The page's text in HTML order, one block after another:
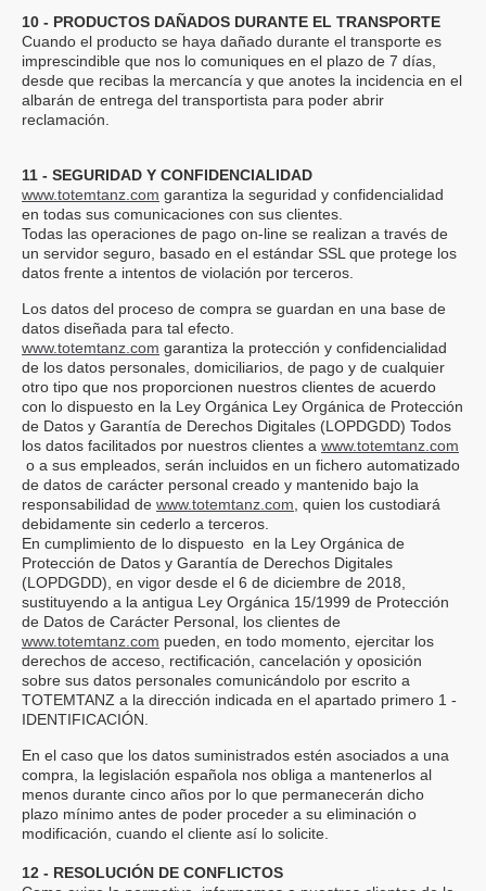
10 - PRODUCTOS DAÑADOS DURANTE EL TRANSPORTE
Cuando el producto se haya dañado durante el transporte es
imprescindible que nos lo comuniques en el plazo de 7 días,
desde que recibas la mercancía y que anotes la incidencia en el
albarán de entrega del transportista para poder abrir
reclamación.
11 - SEGURIDAD Y CONFIDENCIALIDAD
www.totemtanz.com garantiza la seguridad y confidencialidad
en todas sus comunicaciones con sus clientes.
Todas las operaciones de pago on-line se realizan a través de
un servidor seguro, basado en el estándar SSL que protege los
datos frente a intentos de violación por terceros.
Los datos del proceso de compra se guardan en una base de
datos diseñada para tal efecto.
www.totemtanz.com garantiza la protección y confidencialidad
de los datos personales, domiciliarios, de pago y de cualquier
otro tipo que nos proporcionen nuestros clientes de acuerdo
con lo dispuesto en la Ley Orgánica Ley Orgánica de Protección
de Datos y Garantía de Derechos Digitales (LOPDGDD) Todos
los datos facilitados por nuestros clientes a www.totemtanz.com
o a sus empleados, serán incluidos en un fichero automatizado
de datos de carácter personal creado y mantenido bajo la
responsabilidad de www.totemtanz.com , quien los custodiará
debidamente sin cederlo a terceros.
En cumplimiento de lo dispuesto en la Ley Orgánica de
Protección de Datos y Garantía de Derechos Digitales
(LOPDGDD) , en vigor desde el 6 de diciembre de 2018,
sustituyendo a la antigua Ley Orgánica 15/1999 de Protección
de Datos de Carácter Personal, los clientes de
www.totemtanz.com pueden, en todo momento, ejercitar los
derechos de acceso, rectificación, cancelación y oposición
sobre sus datos personales comunicándolo por escrito a
TOTEMTANZ a la dirección indicada en el apartado primero 1 -
IDENTIFICACIÓN.
En el caso que los datos suministrados estén asociados a una
compra, la legislación española nos obliga a mantenerlos al
menos durante cinco años por lo que permanecerán dicho
plazo mínimo antes de poder proceder a su eliminación o
modificación, cuando el cliente así lo solicite.
12 - RESOLUCIÓN DE CONFLICTOS